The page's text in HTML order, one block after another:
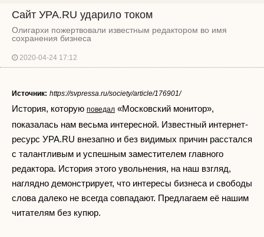
Сайт УРА.RU ударило током
Олигархи пожертвовали известным редактором во имя
сохранения бизнеса
2020-04-24 17:12
Источник: https://svpressa.ru/society/article/176901/
История, которую поведал «Московский монитор»,
показалась нам весьма интересной. Известный интернет-
ресурс УРА.RU внезапно и без видимых причин расстался
с талантливым и успешным заместителем главного
редактора. История этого увольнения, на наш взгляд,
наглядно демонстрирует, что интересы бизнеса и свободы
слова далеко не всегда совпадают. Предлагаем её нашим
читателям без купюр.